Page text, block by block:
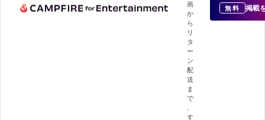
画
か
ら
リ
タ
ー
ン
配
送
ま
で
、
す
無料 掲載